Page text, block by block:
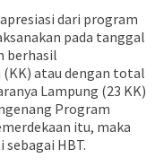
dari program
pada tanggal
berhasil
atau dengan total
Lampung (23 KK)
Program
itu, maka
HBT.